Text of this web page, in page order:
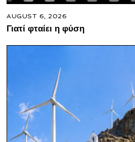
AUGUST 6, 2026
Γιατί φταίει η φύση